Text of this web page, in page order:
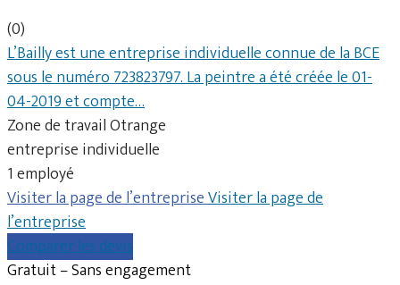
(0)
L’Bailly est une entreprise individuelle connue de la BCE
sous le numéro 723823797. La peintre a été créée le 01-
04-2019 et compte…
Zone de travail Otrange
entreprise individuelle
1 employé
Visiter la page de l’entrepriseVisiter la page de
l’entreprise
Comparer les devis
Gratuit – Sans engagement